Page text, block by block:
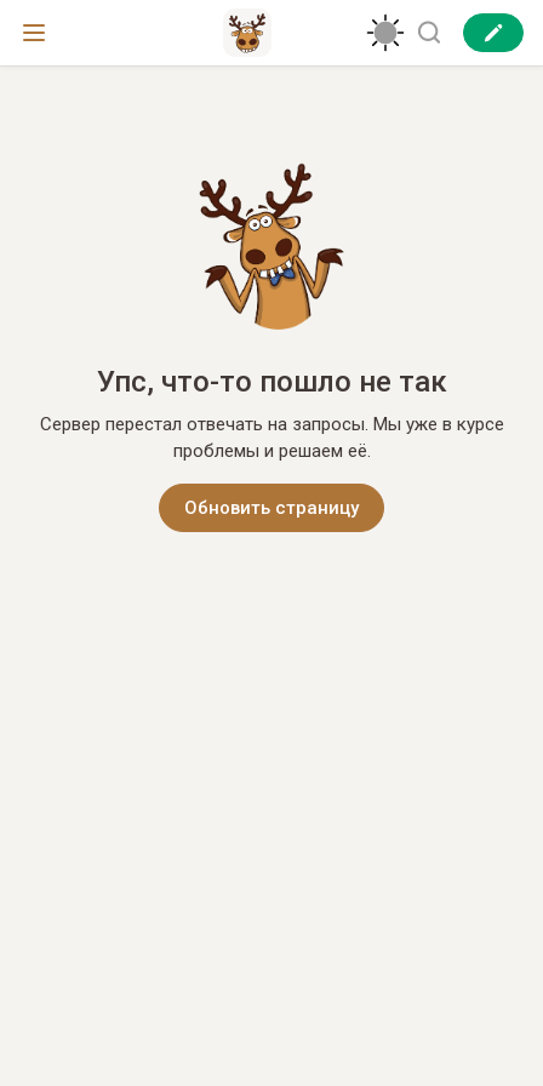
Упс, что-то пошло не так
Сервер перестал отвечать на запросы. Мы уже в курсе
проблемы и решаем её.
Обновить страницу